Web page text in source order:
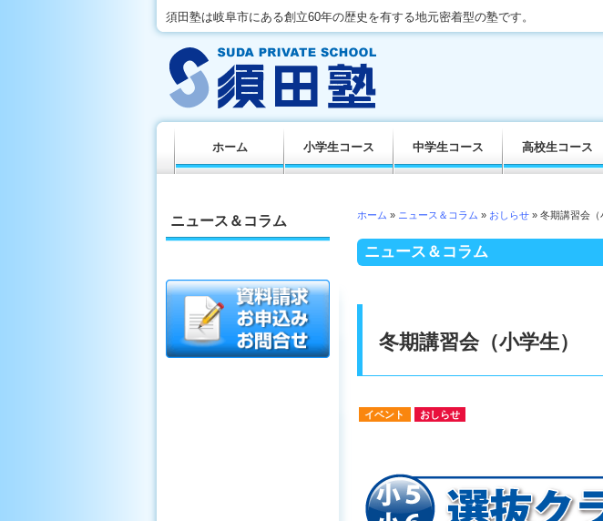
須田塾は岐阜市にある創立60年の歴史を有する地元密着型の塾です。
ホーム » ニュース＆コラム » おしらせ » 冬期講習会（
ニュース＆コラム
冬期講習会（小学生）
イベント おしらせ
ホーム 小学生コース 中学生コース 高校生コース
ニュース＆コラム